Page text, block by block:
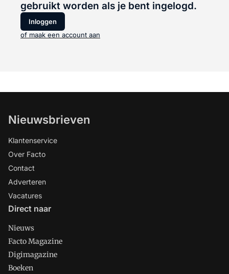
gebruikt worden als je bent ingelogd.
Inloggen
of maak een account aan
Nieuwsbrieven
Klantenservice
Over Facto
Contact
Adverteren
Vacatures
Direct naar
Nieuws
Facto Magazine
Digimagazine
Boeken